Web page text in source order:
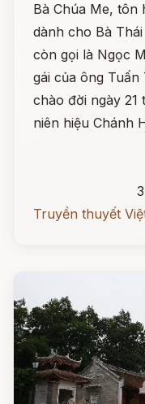
Bà Chúa Me, tôn
dành cho Bà
còn gọi là Ngọc
gái của ông
chào đời ngày 21
niên hiệu Chánh
Truyền thuyết